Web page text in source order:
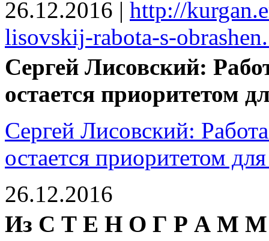
26.12.2016 | http://
lisovskij-rabota-s-
Сергей Лисовский:
остается приоритетом
Сергей Лисовский:
остается приоритетом
26.12.2016
Из С Т Е Н О Г Р А М М